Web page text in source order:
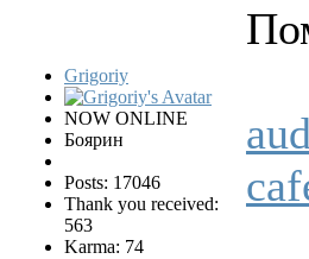
Grigoriy
NOW ONLINE
Боярин
Posts: 17046
Thank you received:
563
Karma: 74